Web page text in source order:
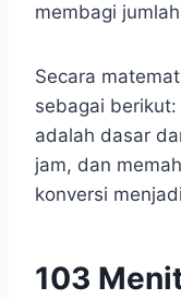
membagi
Secara
sebagai berikut:
adalah dasar
jam, dan
konversi
103